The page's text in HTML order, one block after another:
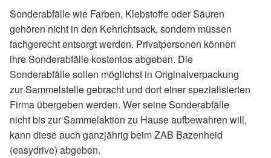
Sonderabfälle wie Farben, Klebstoffe oder Säuren
gehören nicht in den Kehrichtsack, sondern müssen
fachgerecht entsorgt werden. Privatpersonen können
ihre Sonderabfälle kostenlos abgeben. Die
Sonderabfälle sollen möglichst in Originalverpackung
zur Sammelstelle gebracht und dort einer spezialisierten
Firma übergeben werden. Wer seine Sonderabfälle
nicht bis zur Sammelaktion zu Hause aufbewahren will,
kann diese auch ganzjährig beim ZAB Bazenheid
(easydrive) abgeben.